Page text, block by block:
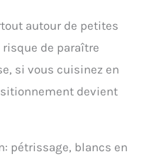
vaisselle
le processus
DE 2 ANS] :
d'une
ainsi la
autour de petites
risque de paraître
si vous cuisinez en
devient
pétrissage, blancs en